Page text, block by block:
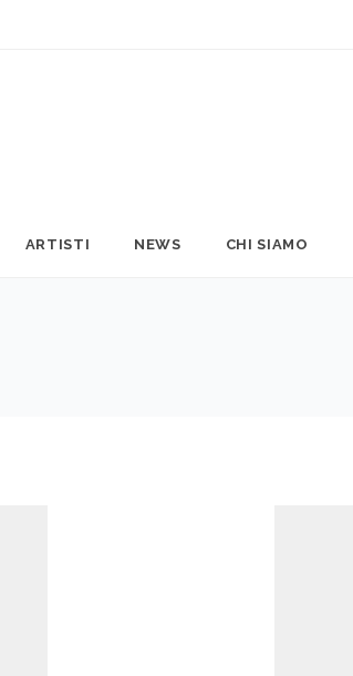
ARTISTI NEWS CHI SIAMO